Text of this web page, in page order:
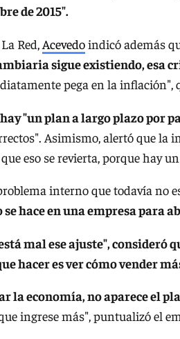
de 2015".
Red, Acevedoindicó además
sigue existiendo, esa
pega en la inflación",
"un plan a largo plazo por
Asimismo, alertó que la
eso se revierta, porque hay
interno que todavía no
hace en una empresa para
mal ese ajuste", consideró
hacer es ver cómo vender
la economía, no aparece el
ingrese más", puntualizó el